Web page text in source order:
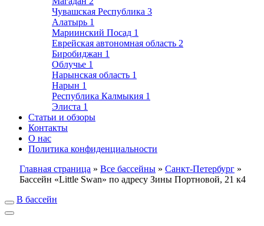
Чувашская Республика 3
Алатырь 1
Мариинский Посад 1
Еврейская автономная область 2
Биробиджан 1
Облучье 1
Нарынская область 1
Нарын 1
Республика Калмыкия 1
Элиста 1
Статьи и обзоры
Контакты
О нас
Политика конфиденциальности
Главная страница » Все бассейны » Санкт-Петербург »
Бассейн «Little Swan» по адресу Зины Портновой, 21 к4
В бассейн